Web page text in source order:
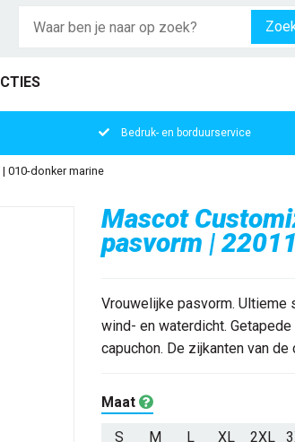
Bedruk- en borduurservice
010-donker marine
Mascot
pasvorm |
Vrouwelijke pasvorm.
wind- en waterdicht.
capuchon. De zijkanten van
Maat
S M L XL 2XL